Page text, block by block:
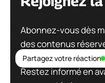
Abonnez-vous dès
des contenus
approfondies et
Restez informé en
Partagez votre réaction